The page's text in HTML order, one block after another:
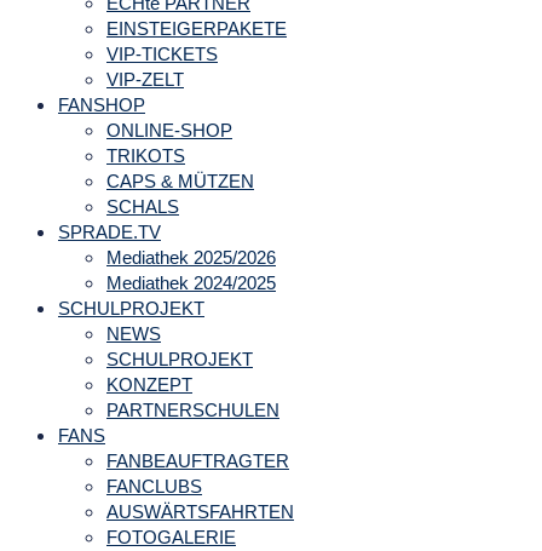
EINSTEIGERPAKETE
VIP-TICKETS
VIP-ZELT
FANSHOP
ONLINE-SHOP
TRIKOTS
CAPS & MÜTZEN
SCHALS
SPRADE.TV
Mediathek 2025/2026
Mediathek 2024/2025
SCHULPROJEKT
NEWS
SCHULPROJEKT
KONZEPT
PARTNERSCHULEN
FANS
FANBEAUFTRAGTER
FANCLUBS
AUSWÄRTSFAHRTEN
FOTOGALERIE